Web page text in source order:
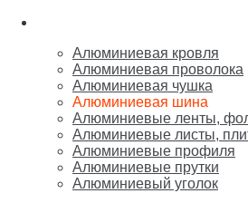
Алюминиевая кровля
Алюминиевая проволока
Алюминиевая чушка
Алюминиевая шина
Алюминиевые ленты,
Алюминиевые листы,
Алюминиевые профиля
Алюминиевые прутки
Алюминиевый уголок